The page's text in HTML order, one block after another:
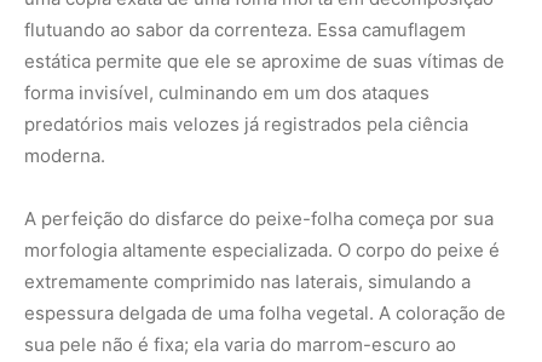
flutuando ao sabor da correnteza. Essa camuflagem
estática permite que ele se aproxime de suas vítimas de
forma invisível, culminando em um dos ataques
predatórios mais velozes já registrados pela ciência
moderna.
A perfeição do disfarce do peixe-folha começa por sua
morfologia altamente especializada. O corpo do peixe é
extremamente comprimido nas laterais, simulando a
espessura delgada de uma folha vegetal. A coloração de
sua pele não é fixa; ela varia do marrom-escuro ao